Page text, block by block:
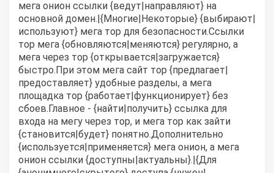
мега онион ссылки {ведут|направляют} на
основной домен.|{Многие|Некоторые} {выбирают|
используют} мега тор для безопасности.Ссылки
тор мега {обновляются|меняются} регулярно, а
мега через тор {открывается|загружается}
быстро.При этом мега сайт тор {предлагает|
предоставляет} удобные разделы, а мега
площадка тор {работает|функционирует} без
сбоев.Главное - {найти|получить} ссылка для
входа на мегу через тор, и мега тор как зайти
{становится|будет} понятно.Дополнительно
{используется|применяется} мега онион, а мега
онион ссылки {доступны|актуальны}.|{Для